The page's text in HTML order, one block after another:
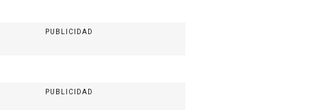
PUBLICIDAD
PUBLICIDAD